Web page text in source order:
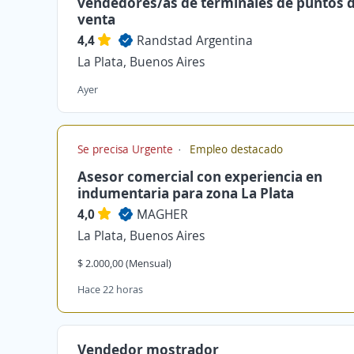
venta
4,4
Randstad Argentina
La Plata, Buenos Aires
Ayer
Se precisa Urgente Empleo destacado
Asesor comercial con experiencia en
indumentaria para zona La Plata
4,0
MAGHER
La Plata, Buenos Aires
$ 2.000,00 (Mensual)
Hace 22 horas
Vendedor mostrador